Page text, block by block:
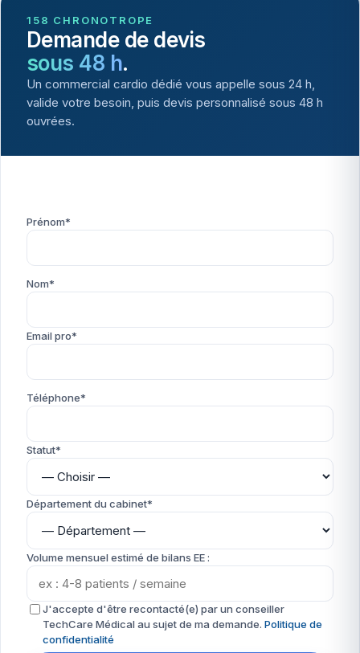
158 CHRONOTROPE
Demande de devis
sous 48 h.
Un commercial cardio dédié vous appelle sous 24 h,
valide votre besoin, puis devis personnalisé sous 48 h
ouvrées.
Prénom*
Nom*
Email pro*
Téléphone*
Statut*
Département du cabinet*
Volume mensuel estimé de bilans EE :
J'accepte d'être recontacté(e) par un conseiller
TechCare Médical au sujet de ma demande. Politique de
confidentialité